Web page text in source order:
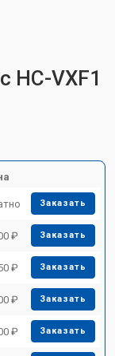
HC-VXF1
Заказать
₽ Заказать
₽ Заказать
₽ Заказать
₽ Заказать